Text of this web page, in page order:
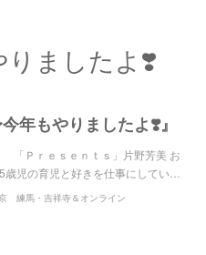
りましたよ❣️
年もやりましたよ❣️』
ｒｅｓｅｎｔｓ」片野芳美 お
児の育児と好きを仕事にしてい…
練馬・吉祥寺＆オンライン